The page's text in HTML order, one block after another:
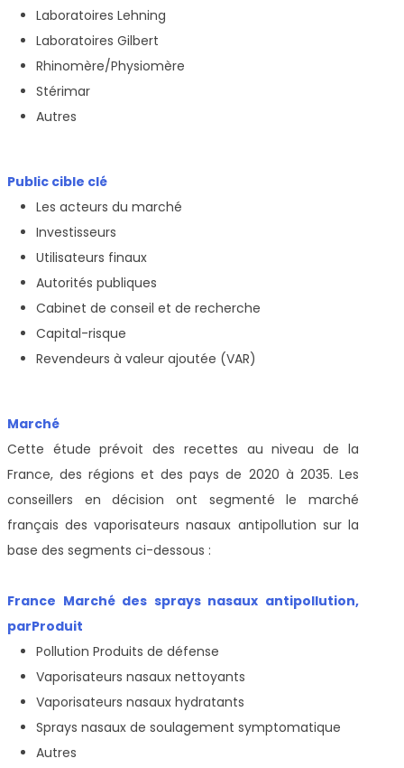
Laboratoires Lehning
Laboratoires Gilbert
Rhinomère/Physiomère
Stérimar
Autres
Public cible clé
Les acteurs du marché
Investisseurs
Utilisateurs finaux
Autorités publiques
Cabinet de conseil et de recherche
Capital-risque
Revendeurs à valeur ajoutée (VAR)
Marché
Cette étude prévoit des recettes au niveau de la
France, des régions et des pays de 2020 à 2035. Les
conseillers en décision ont segmenté le marché
français des vaporisateurs nasaux antipollution sur la
base des segments ci-dessous :
France Marché des sprays nasaux antipollution,
parProduit
Pollution Produits de défense
Vaporisateurs nasaux nettoyants
Vaporisateurs nasaux hydratants
Sprays nasaux de soulagement symptomatique
Autres